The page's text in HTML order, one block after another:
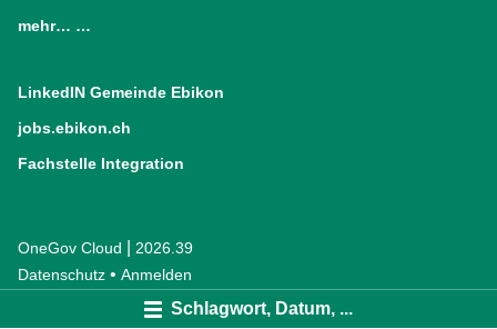
Schlagwort, Datum, ...
mehr… …
LinkedIN Gemeinde Ebikon
jobs.ebikon.ch
Fachstelle Integration
OneGov Cloud (External Link)
2026.39
Datenschutz (External Link)
Anmelden